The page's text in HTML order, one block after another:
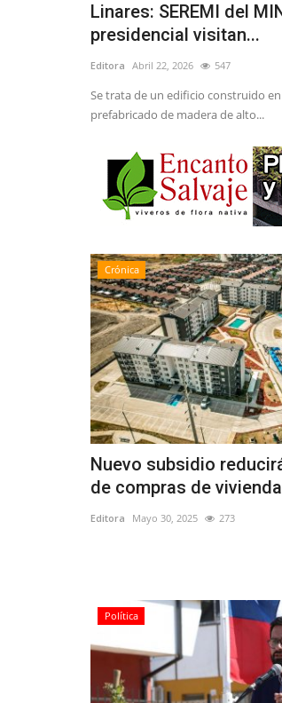
Linares: SEREMI del
presidencial visitan...
Editora Abril 22, 2026 547
Se trata de un edificio construido
prefabricado de madera de alto...
Crónica
Nuevo subsidio
de compras de
Editora Mayo 30, 2025 273
Política